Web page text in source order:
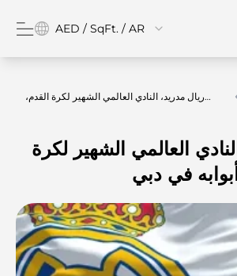
AED / SqFt. / AR
ريال مدريد، النادي العالمي الشهير لكرة القدم،
العالمي الشهير لكرة
في دبي